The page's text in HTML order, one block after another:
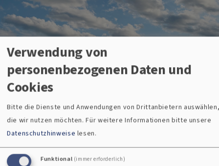
Verwendung von
personenbezogenen Daten und
Cookies
Bitte die Dienste und Anwendungen von Drittanbietern
die wir nutzen möchten.Für weitere Informationen bitte unsere
Datenschutzhinweise lesen.
Funktional (immer erforderlich)